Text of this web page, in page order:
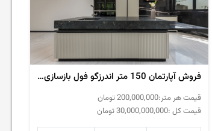
فروش‌ آپارتمان 150 متر اندرزگو فول بازسازی مدرن
قیمت هر متر:200,000,000تومان
قیمت کل :30,000,000,000تومان